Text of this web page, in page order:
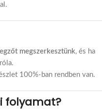
megszerkesztünk, és ha
100%-ban rendben van.
folyamat?